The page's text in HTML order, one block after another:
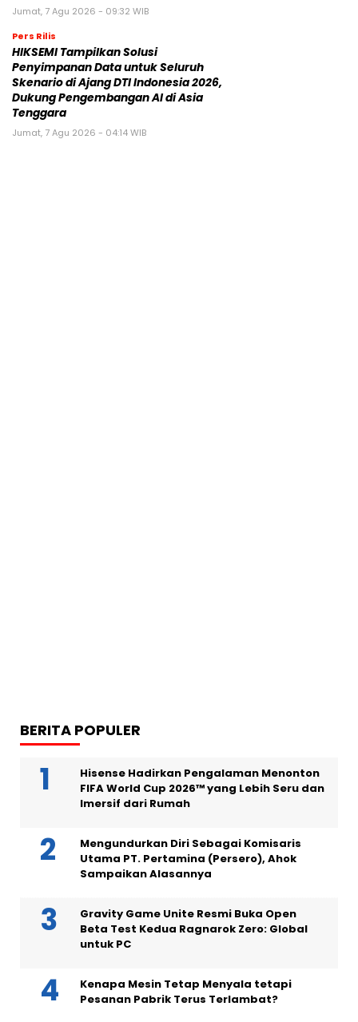
Jumat, 7 Agu 2026 - 09:32 WIB
Pers Rilis
HIKSEMI Tampilkan Solusi
Penyimpanan Data untuk Seluruh
Skenario di Ajang DTI Indonesia 2026,
Dukung Pengembangan AI di Asia
Tenggara
Jumat, 7 Agu 2026 - 04:14 WIB
BERITA POPULER
Hisense Hadirkan Pengalaman Menonton
FIFA World Cup 2026™ yang Lebih Seru dan
Imersif dari Rumah
Mengundurkan Diri Sebagai Komisaris
Utama PT. Pertamina (Persero), Ahok
Sampaikan Alasannya
Gravity Game Unite Resmi Buka Open
Beta Test Kedua Ragnarok Zero: Global
untuk PC
Kenapa Mesin Tetap Menyala tetapi
Pesanan Pabrik Terus Terlambat?